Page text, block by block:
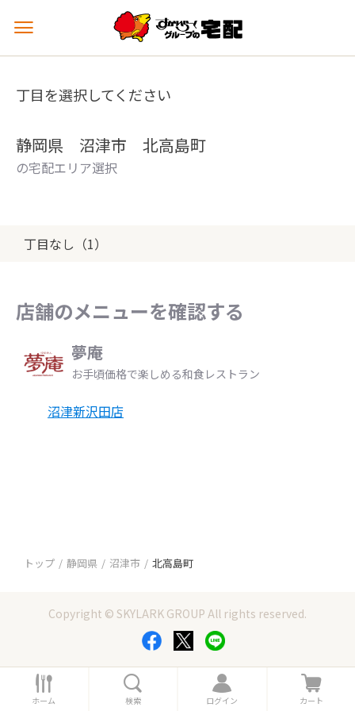
メ
ュ
を
丁目を選択してください
静岡県 沼津市 北高島町
の宅配エリア選択
丁目なし（1）
店舗のメニューを確認する
夢庵
お手頃価格で楽しめる和食レストラン
沼津新沢田店
トップ 静岡県 沼津市 北高島町
Copyright © SKYLARK GROUP All rights reserved.
ホ
ー
ホーム 索
検索
ロ
グ
ログイン
カ
ー
カート